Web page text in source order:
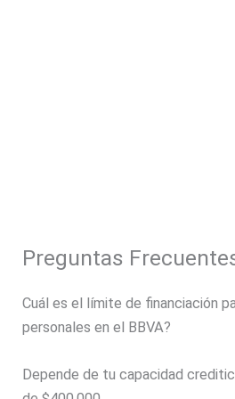
Preguntas
Cuál es el límite de financiación
personales en el BBVA?
Depende de tu capacidad